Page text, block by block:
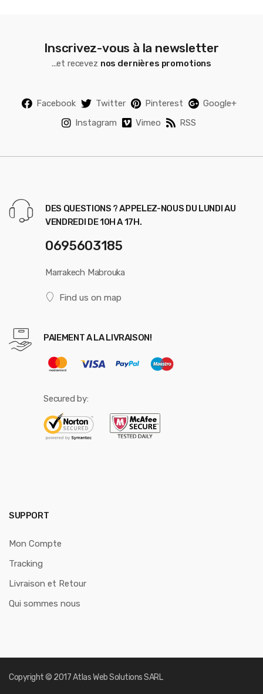
Inscrivez-vous à la newsletter
...et recevez nos dernières promotions
Facebook Twitter Pinterest
Google+
Instagram
Vimeo RSS
DES QUESTIONS ? APPELEZ-NOUS DU LUNDI AU
VENDREDI DE 10H A 17H.
0695603185
Marrakech Mabrouka
Find us on map
PAIEMENT A LA LIVRAISON!
Secured by:
SUPPORT
Mon Compte
Tracking
Livraison et Retour
Qui sommes nous
Copyright © 2017Atlas Web Solutions SARL